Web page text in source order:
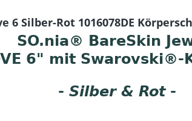
Silber-Rot 1016078DE
SO.nia® BareSkin
6" mit Swarovski®-
- Silber & Rot-